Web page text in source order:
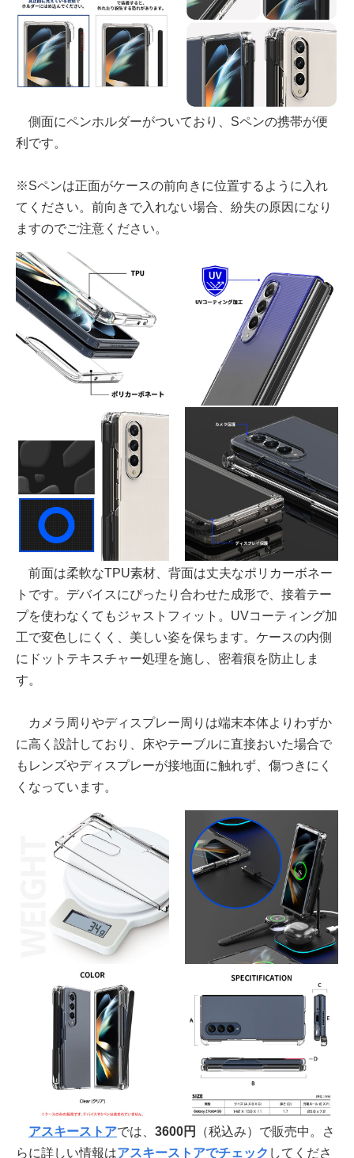
側面にペンホルダーがついており、Sペンの携帯が便
利です。
※Sペンは正面がケースの前向きに位置するように入れ
てください。前向きで入れない場合、紛失の原因になり
ますのでご注意ください。
前面は柔軟なTPU素材、背面は丈夫なポリカーボネー
トです。デバイスにぴったり合わせた成形で、接着テー
プを使わなくてもジャストフィット。UVコーティング加
工で変色しにくく、美しい姿を保ちます。ケースの内側
にドットテキスチャー処理を施し、密着痕を防止しま
す。
カメラ周りやディスプレー周りは端末本体よりわずか
に高く設計しており、床やテーブルに直接おいた場合で
もレンズやディスプレーが接地面に触れず、傷つきにく
くなっています。
アスキーストアでは、 3600円
（税込み）で販売中。さ
らに詳しい情報はアスキーストアでチェック してくださ